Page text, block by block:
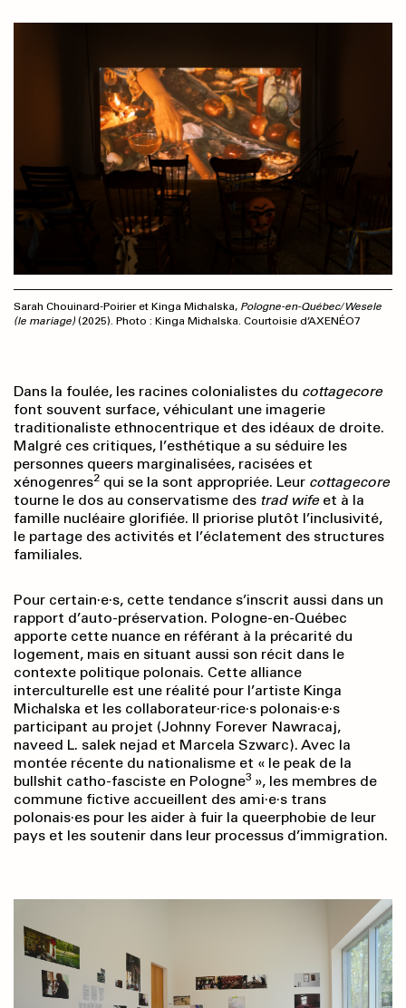
Sarah Chouinard-Poirier et Kinga Michalska, Pologne-en-Québec/ Wesele
(le mariage) (2025). Photo : Kinga Michalska. Courtoisie d’AXENÉO7
Dans la foulée, les racines colonialistes du cottagecore
font souvent surface, véhiculant une imagerie
traditionaliste ethnocentrique et des idéaux de droite.
Malgré ces critiques, l’esthétique a su séduire les
personnes queers marginalisées, racisées et
xénogenres2 qui se la sont appropriée. Leur cottagecore
tourne le dos au conservatisme des trad wifeet à la
famille nucléaire glorifiée. Il priorise plutôt l’inclusivité,
le partage des activités et l’éclatement des structures
familiales.
Pour certain·e·s, cette tendance s’inscrit aussi dans un
rapport d’auto-préservation. Pologne-en-Québec
apporte cette nuance en référant à la précarité du
logement, mais en situant aussi son récit dans le
contexte politique polonais. Cette alliance
interculturelle est une réalité pour l’artiste Kinga
Michalska et les collaborateur·rice·s polonais·e·s
participant au projet (Johnny Forever Nawracaj,
naveed L. salek nejad et Marcela Szwarc). Avec la
montée récente du nationalisme et « le peak de la
bullshit catho-fasciste en Pologne3 », les membres de
commune fictive accueillent des ami·e·s trans
polonais·es pour les aider à fuir la queerphobie de leur
pays et les soutenir dans leur processus d’immigration.